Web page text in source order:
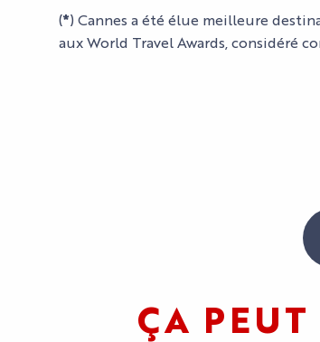
(*) Cannes a été élue meilleure
aux World Travel Awards, considéré
ÇA PEUT